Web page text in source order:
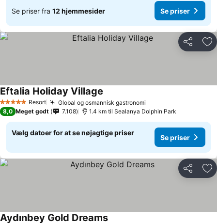
Se priser fra 12 hjemmesider Se priser
Del
5 Stjerner Resort Global og osmannisk gastronomi
Eftalia Holiday Village
8,0 Meget godt 7.108 1.4 km til Sealanya Dolphin Park
Vælg datoer for at se nøjagtige priser
Se priser
Del
Aydınbey Gold Dreams